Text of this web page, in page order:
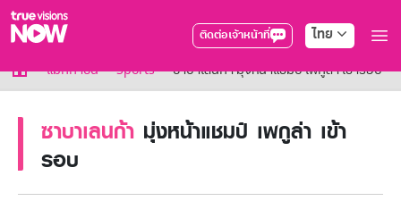
ติดต่อเจ้าหน้าที่ ไทย
True AF2026
แพ็กเกจ
NOW SPORTS
NOW BUNDLES
NOW Muay Thai
แพ็กเกจทรูวิชันส์นาวทั้งหมด
แม็กกาซีน Sports ซาบาเลนก้า มุ่งหน้าแชมป์ เพกูล่า เข้ารอบ
ซาบาเลนก้า มุ่งหน้าแชมป์ เพกูล่า เข้า
รอบ